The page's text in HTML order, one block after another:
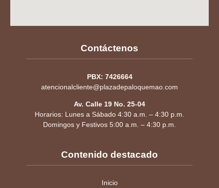
Contáctenos
PBX: 7426664
atencionalcliente@plazadepaloquemao.com
Av. Calle 19 No. 25-04
Horarios: Lunes a Sábado 4:30 a.m. – 4:30 p.m.
Domingos y Festivos 5:00 a.m. – 4:30 p.m.
Contenido destacado
Inicio